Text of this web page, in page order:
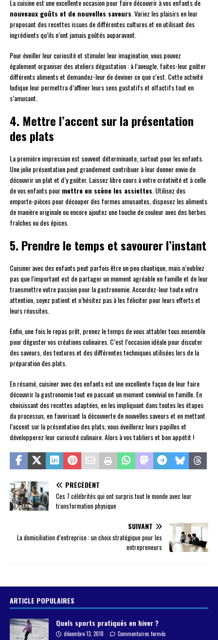
La cuisine est une excellente occasion pour faire découvrir à vos enfants de
nouveaux goûts et de nouvelles saveurs . Variez les plaisirs en leur
proposant des recettes issues de différentes cultures et en utilisant des
ingrédients qu’ils n’ont jamais goûtés auparavant.
Pour éveiller leur curiosité et stimuler leur imagination, vous pouvez
également organiser des ateliers dégustation : à l’aveugle, faites-leur goûter
différents aliments et demandez-leur de deviner ce que c’est. Cette activité
ludique leur permettra d’affiner leurs sens gustatifs et olfactifs tout en
s’amusant.
4. Mettre l’accent sur la présentation
des plats
La première impression est souvent déterminante, surtout pour les enfants.
Une jolie présentation peut grandement contribuer à leur donner envie de
découvrir un plat et d’y goûter. Laissez libre cours à votre créativité et à celle
de vos enfants pourmettre en scène les assiettes . Utilisez des
emporte-pièces pour découper des formes amusantes, disposez les aliments
de manière originale ou encore ajoutez une touche de couleur avec des herbes
fraîches ou des épices.
5. Prendre le temps et savourer l’instant
Cuisiner avec des enfants peut parfois être un peu chaotique, mais n’oubliez
pas que l’important est de partager un moment agréable en famille et de leur
transmettre votre passion pour la gastronomie. Accordez-leur toute votre
attention, soyez patient et n’hésitez pas à les féliciter pour leurs efforts et
leurs réussites.
Enfin, une fois le repas prêt, prenez le temps de vous attabler tous ensemble
pour déguster vos créations culinaires. C’est l’occasion idéale pour discuter
des saveurs, des textures et des différentes techniques utilisées lors de la
préparation des plats.
En résumé, cuisiner avec des enfants est une excellente façon de leur faire
découvrir la gastronomie tout en passant un moment convivial en famille. En
choisissant des recettes adaptées, en les impliquant dans toutes les étapes
du processus, en favorisant la découverte de nouvelles saveurs et en mettant
l’accent sur la présentation des plats, vous éveillerez leurs papilles et
développerez leur curiosité culinaire. Alors à vos tabliers et bon appétit !
PRÉCÉDENT
Ces 7 célébrités qui ont surpris tout le monde avec leur
transformation physique
SUIVANT
La domiciliation d’entreprise : un choix stratégique pour les
entrepreneurs
ARTICLE POPULAIRES
Quels sports pratiqués en hiver ?
décembre 13, 2018 Commentaires fermés